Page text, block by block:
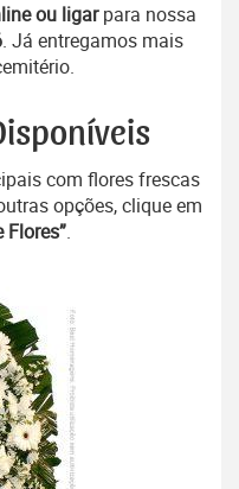
ou ligarpara nossa
. Já entregamos mais
com flores frescas
opções, clique em
Flores”.